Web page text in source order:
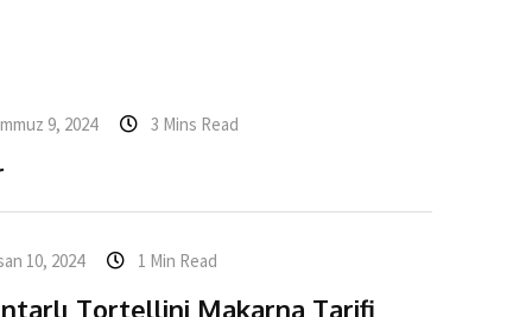
9, 2024 3 Mins Read
10, 2024 1 Min Read
Tortellini Makarna Tarifi